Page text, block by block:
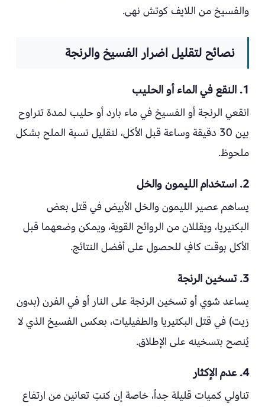
والفسيخ من اللايف كوتش نهى.
نصائح لتقليل اضرار الفسيخ والرنجة
1. النقع في الماء أو الحليب
انقعي الرنجة أو الفسيخ في ماء بارد أو حليب لمدة تتراوح
بين 30 دقيقة وساعة قبل الأكل، لتقليل نسبة الملح بشكل
ملحوظ.
2. استخدام الليمون والخل
يساهم عصير الليمون والخل الأبيض في قتل بعض
البكتيريا، ويقللان من الروائح القوية، ويمكن وضعهما قبل
الأكل بوقت كافٍ للحصول على أفضل النتائج.
3. تسخين الرنجة
يساعد شوي أو تسخين الرنجة على النار أو في الفرن (بدون
زيت) في قتل البكتيريا والطفيليات، بعكس الفسيخ الذي لا
يُنصح بتسخينه على الإطلاق.
4. عدم الإكثار
تناولي كميات قليلة جداً، خاصة إن كنتِ تعانين من ارتفاع